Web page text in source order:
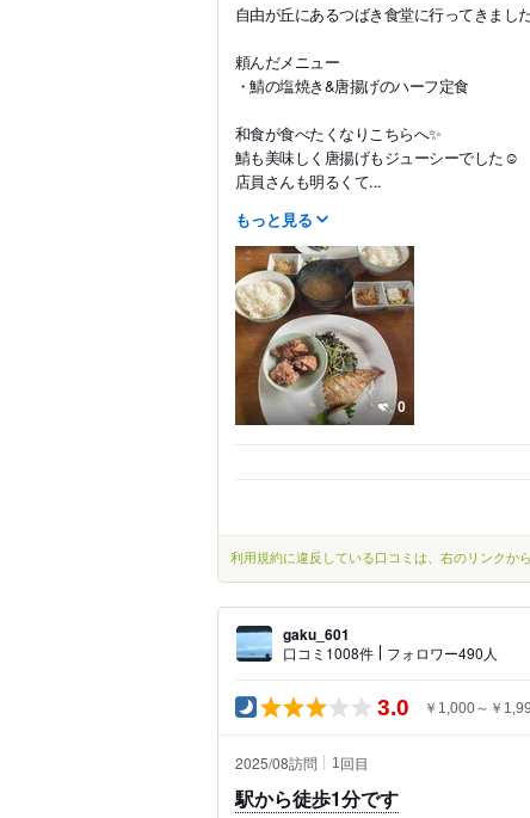
自由が丘にあるつばき食堂に行ってきまし
頼んだメニュー
・鯖の塩焼き&唐揚げのハーフ定食
和食が食べたくなりこちらへ✨
鯖も美味しく唐揚げもジューシーでした☺️
店員さんも明るくて...
もっと見る
0
利用規約に違反している口コミは、右のリンクか
gaku_601
口コミ1008件 フォロワー490人
3.0 ￥1,000～￥
2025/08訪問 1回目
駅から徒歩1分です